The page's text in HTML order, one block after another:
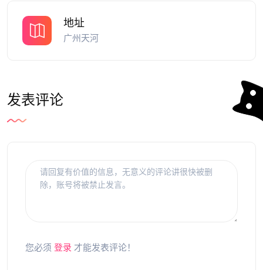
地址
广州天河
发表评论
您必须 登录 才能发表评论！